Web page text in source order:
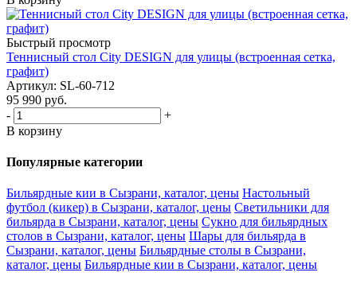
Быстрый просмотр
Теннисный стол City DESIGN для улицы (встроенная сетка,
графит)
Артикул: SL-60-712
95 990 руб.
-
+
В корзину
Популярные категории
Бильярдные кии в Сызрани, каталог, цены Настольный
футбол (кикер) в Сызрани, каталог, цены Светильники для
бильярда в Сызрани, каталог, цены Сукно для бильярдных
столов в Сызрани, каталог, цены Шары для бильярда в
Сызрани, каталог, цены Бильярдные столы в Сызрани,
каталог, цены Бильярдные кии в Сызрани, каталог, цены